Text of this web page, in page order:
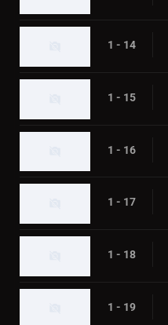
1 - 14
1 - 15
1 - 16
1 - 17
1 - 18
1 - 19